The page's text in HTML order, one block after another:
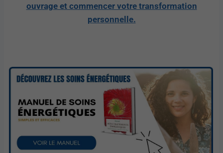
ouvrage et commencer votre transformation
personnelle.